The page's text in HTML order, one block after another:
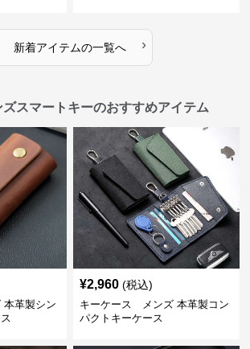
新着アイテムの一覧へ ›
スマートキーのおすすめアイテム
革製シン
¥2,960 (税込)
キーケース メンズ 本革製コン
パクトキーケース